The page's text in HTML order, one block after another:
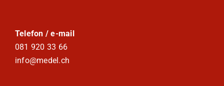
Telefon / e-mail
081 920 33 66
info@medel.ch